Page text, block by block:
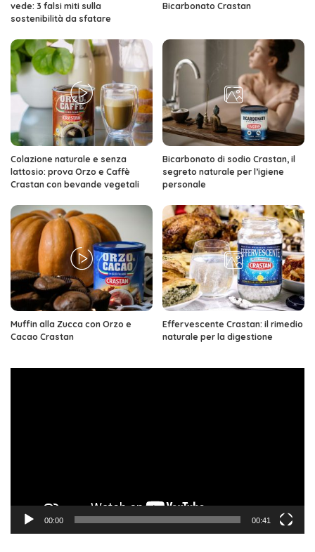
vede: 3 falsi miti sulla
sostenibilità da sfatare
Bicarbonato Crastan
Colazione naturale e senza
lattosio: prova Orzo e Caffè
Crastan con bevande vegetali
Bicarbonato di sodio Crastan, il
segreto naturale per l’igiene
personale
Muffin alla Zucca con Orzo e
Cacao Crastan
Effervescente Crastan: il rimedio
naturale per la digestione
00:00 00:41